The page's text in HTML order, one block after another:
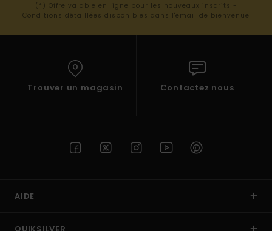
(*) Offre valable en ligne pour les nouveaux inscrits -
Conditions détaillées disponibles dans l'email de bienvenue
Trouver un magasin Contactez nous
AIDE
QUIKSILVER